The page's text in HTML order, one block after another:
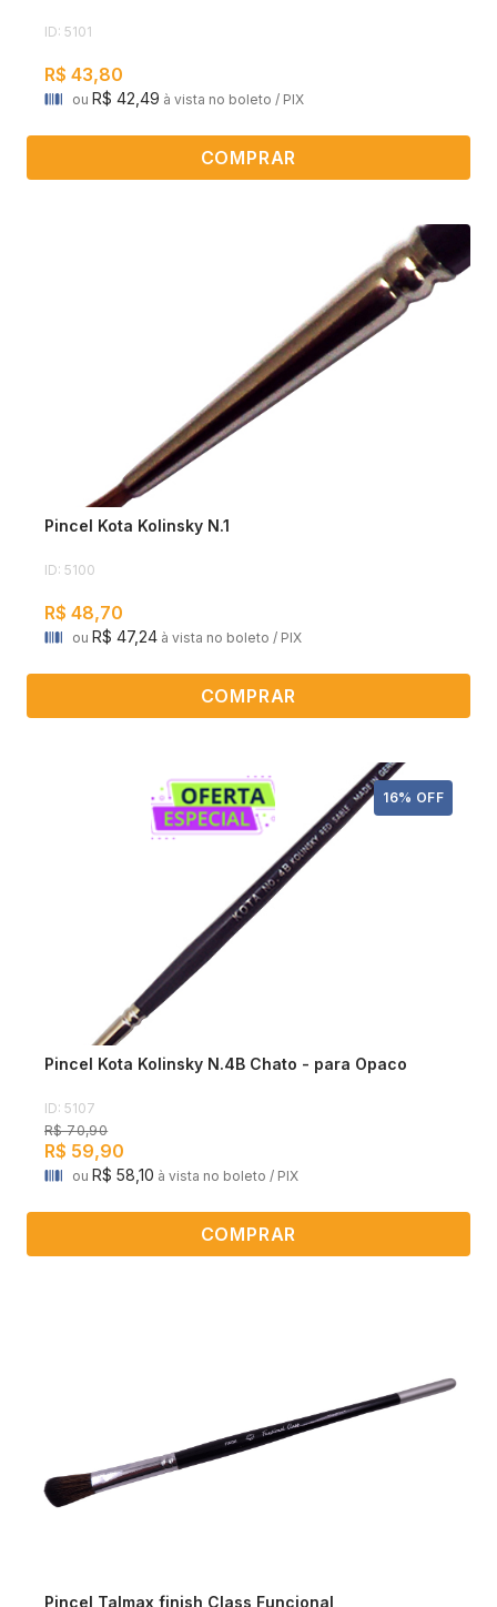
ID: 5101
R$ 43,80
ou R$ 42,49 à vista no boleto / PIX
COMPRAR
Pincel Kota Kolinsky N.1
ID: 5100
R$ 48,70
ou R$ 47,24 à vista no boleto / PIX
COMPRAR
16% OFF
Pincel Kota Kolinsky N.4B Chato - para Opaco
ID: 5107
R$ 70,90
R$ 59,90
ou R$ 58,10 à vista no boleto / PIX
COMPRAR
Pincel Talmax finish Class Funcional